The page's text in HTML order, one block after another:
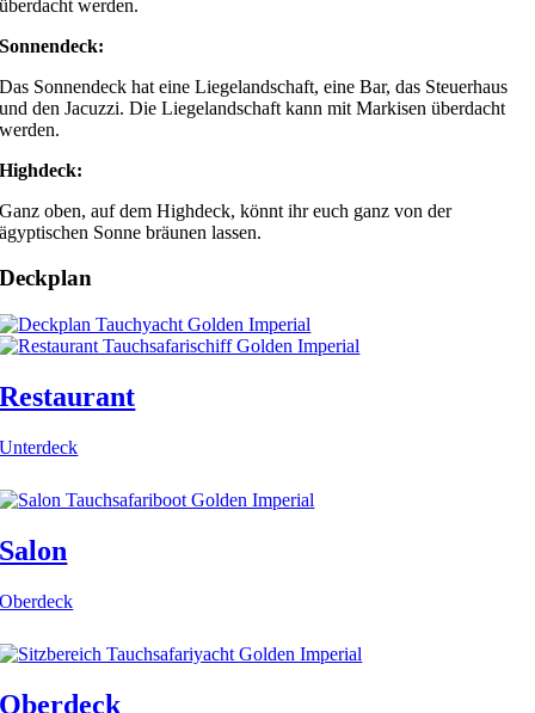
überdacht werden.
Sonnendeck:
Das Sonnendeck hat eine Liegelandschaft, eine Bar, das Steuerhaus
und den Jacuzzi. Die Liegelandschaft kann mit Markisen überdacht
werden.
Highdeck:
Ganz oben, auf dem Highdeck, könnt ihr euch ganz von der
ägyptischen Sonne bräunen lassen.
Deckplan
Restaurant
Unterdeck
Salon
Oberdeck
Oberdeck